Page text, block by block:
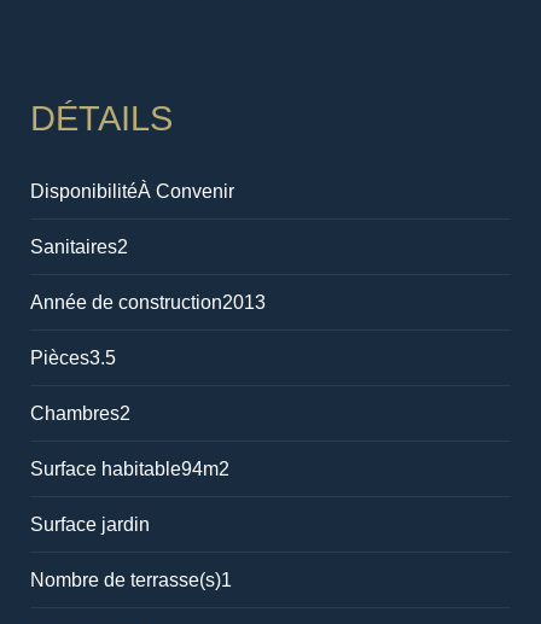
DÉTAILS
DisponibilitéÀ Convenir
Sanitaires2
Année de construction2013
Pièces3.5
Chambres2
Surface habitable94m2
Surface jardin
Nombre de terrasse(s)1